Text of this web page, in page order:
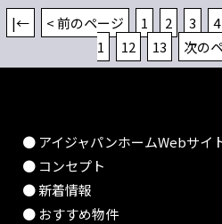
|←
< 前のページ 1 2 3 4
1
12 13 次の
● アイジャパンホームWebサイ
● コンセプト
● 新着情報
● おすすめ物件